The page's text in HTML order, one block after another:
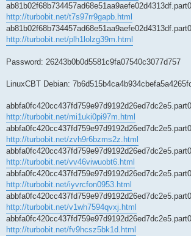
http://turbobit.net/t7s97rr9gapb.html
http://turbobit.net/plh1lolzg39m.html
Password: 26243b0b0d5581c9fa07540c3077d757
LinuxCBT Debian:
http://turbobit.net/mi1uki0pi97m.html
http://turbobit.net/zvh9r6bzms2z.html
http://turbobit.net/vv46viwuobt6.html
http://turbobit.net/iyvrcfon0953.html
http://turbobit.net/v1wh7594qvxj.html
http://turbobit.net/fv9hcsz5bk1d.html